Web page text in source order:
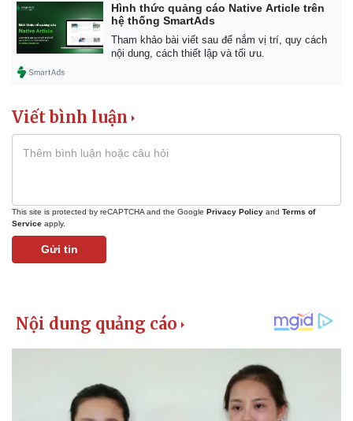
Bất động sản
Khởi nghiệp
Giá vàng
Tiêu dùng
Tỷ giá
Chứng khoán
Hình thức quảng cáo Native Article trên
hệ thống SmartAds
Tham khảo bài viết sau để nắm vị trí, quy cách
nội dung, cách thiết lập và tối ưu.
Viết bình luận
This site is protected by reCAPTCHA and the Google Privacy Policy and Terms of
Service apply.
Gửi tin